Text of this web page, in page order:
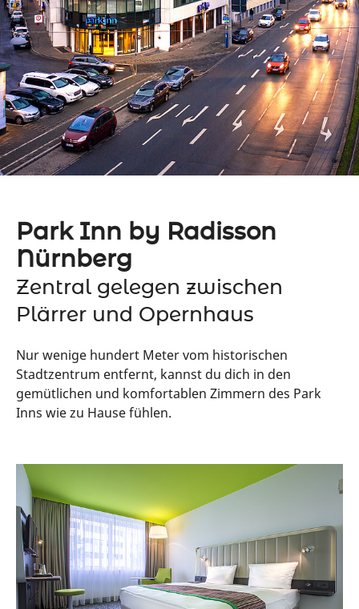
Park Inn by Radisson
Nürnberg
Zentral gelegen zwischen
Plärrer und Opernhaus
Nur wenige hundert Meter vom historischen
Stadtzentrum entfernt, kannst du dich in den
gemütlichen und komfortablen Zimmern des Park
Inns wie zu Hause fühlen.